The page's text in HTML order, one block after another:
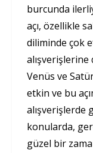
burcunda
açı, özellikle
diliminde çok
alışverişlerine
Venüs ve
etkin ve bu
alışverişlerde
konularda,
güzel bir